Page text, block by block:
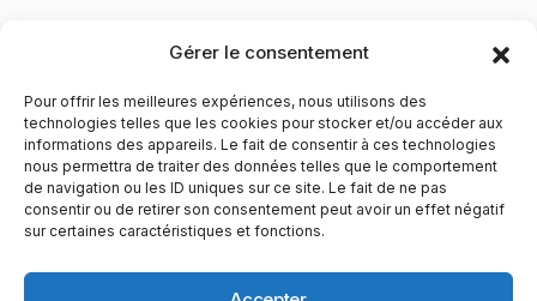
Gérer le consentement
Pour offrir les meilleures expériences, nous utilisons des
technologies telles que les cookies pour stocker et/ou accéder aux
informations des appareils. Le fait de consentir à ces technologies
nous permettra de traiter des données telles que le comportement
de navigation ou les ID uniques sur ce site. Le fait de ne pas
consentir ou de retirer son consentement peut avoir un effet négatif
sur certaines caractéristiques et fonctions.
YubiGeek est un média français dédié aux nouvelles
technologies, à la culture geek et au numérique. Fondé par